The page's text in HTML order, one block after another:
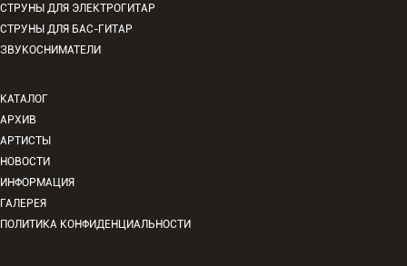
СТРУНЫ ДЛЯ ЭЛЕКТРОГИТАР
СТРУНЫ ДЛЯ БАС-ГИТАР
ЗВУКОСНИМАТЕЛИ
КАТАЛОГ
АРХИВ
АРТИСТЫ
НОВОСТИ
ИНФОРМАЦИЯ
ГАЛЕРЕЯ
ПОЛИТИКА КОНФИДЕНЦИАЛЬНОСТИ